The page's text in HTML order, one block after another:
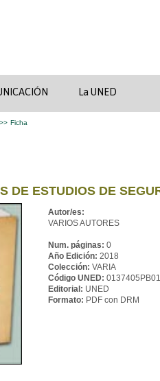
La UNED
Ficha
DE ESTUDIOS DE
Autor/es:
VARIOS AUTORES
Num. páginas: 0
Año Edición: 2018
Colección: VARIA
Código UNED:
Editorial: UNED
Formato: PDF con DRM